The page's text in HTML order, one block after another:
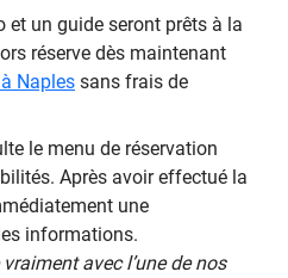
et un guide seront prêts à la
réserve dès maintenant
Naples sans frais de
le menu de réservation
Après avoir effectué la
une
informations.
avec l’une de nos